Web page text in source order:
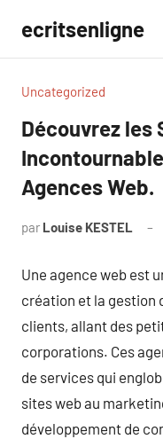
contenu
ecritsenligne
Uncategorized
Découvrez les
Agences Web.
par Louise KESTEL
Une agence web est
création et la gestion
clients, allant des
corporations. Ces
de services qui
sites web au
développement de